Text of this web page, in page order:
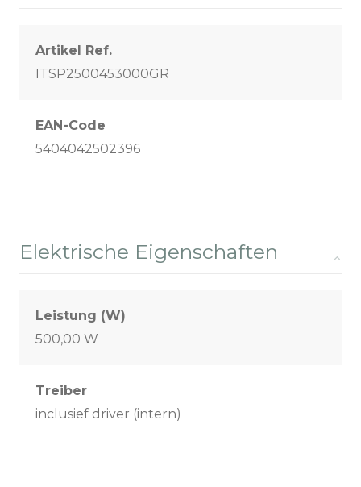
Artikel Ref.
ITSP2500453000GR
EAN-Code
5404042502396
Elektrische Eigenschaften
Leistung (W)
500,00 W
Treiber
inclusief driver (intern)